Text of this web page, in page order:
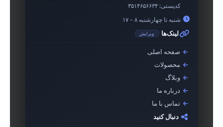
کدپستی: ۳۵۱۴۶۵۶۶۳۴
شنبه تا چهارشنبه ۸ – ۱۷
لینک‌ها ویرایش
صفحه اصلی
محصولات
وبلاگ
درباره ما
تماس با ما
دنبال کنید